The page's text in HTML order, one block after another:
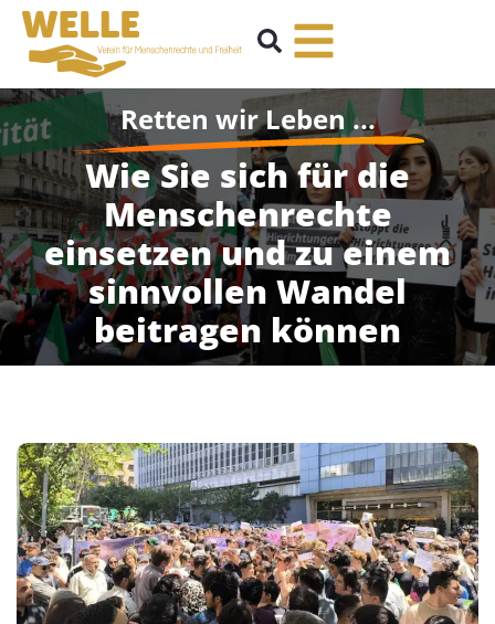
Retten wir Leben ...
Wie Sie sich für die
Menschenrechte
einsetzen und zu einem
sinnvollen Wandel
beitragen können